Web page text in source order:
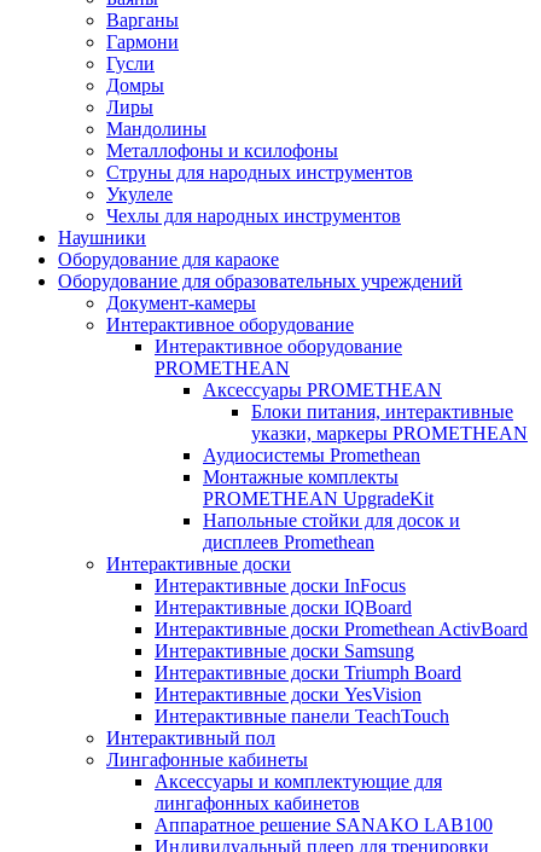
Варганы
Гармони
Гусли
Домры
Лиры
Мандолины
Металлофоны и ксилофоны
Струны для народных инструментов
Укулеле
Чехлы для народных инструментов
Наушники
Оборудование для караоке
Оборудование для образовательных учреждений
Документ-камеры
Интерактивное оборудование
Интерактивное оборудование
PROMETHEAN
Аксессуары PROMETHEAN
Блоки питания, интерактивные
указки, маркеры PROMETHEAN
Аудиосистемы Promethean
Монтажные комплекты
PROMETHEAN UpgradeKit
Напольные стойки для досок и
дисплеев Promethean
Интерактивные доски
Интерактивные доски InFocus
Интерактивные доски IQBoard
Интерактивные доски Promethean ActivBoard
Интерактивные доски Samsung
Интерактивные доски Triumph Board
Интерактивные доски YesVision
Интерактивные панели TeachTouch
Интерактивный пол
Лингафонные кабинеты
Аксессуары и комплектующие для
лингафонных кабинетов
Аппаратное решение SANAKO LAB100
Индивидуальный плеер для тренировки